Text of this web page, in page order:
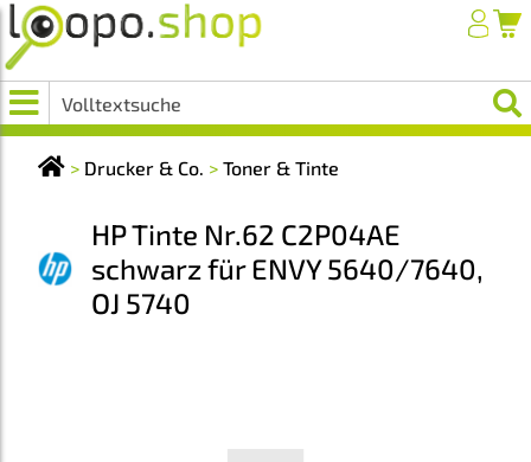
> Drucker & Co. > Toner & Tinte
HP Tinte Nr.62 C2P04AE
schwarz für ENVY 5640/7640,
OJ 5740